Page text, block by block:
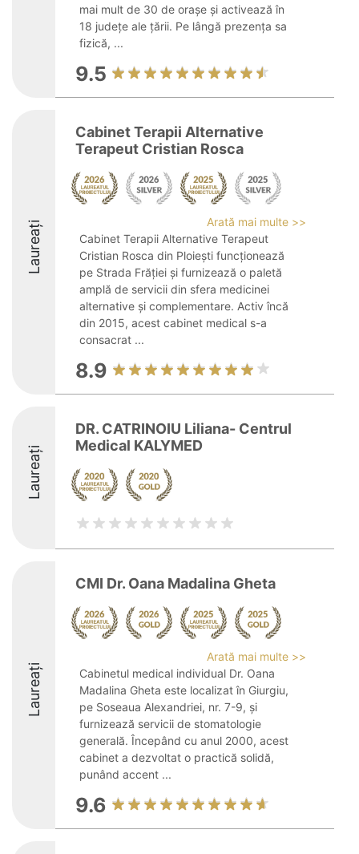
mai mult de 30 de orașe și activează în
18 județe ale țării. Pe lângă prezența sa
fizică, ...
9.5
Laureați
Cabinet Terapii Alternative
Terapeut Cristian Rosca
Arată mai multe >>
Cabinet Terapii Alternative Terapeut
Cristian Rosca din Ploiești funcționează
pe Strada Frăției și furnizează o paletă
amplă de servicii din sfera medicinei
alternative și complementare. Activ încă
din 2015, acest cabinet medical s-a
consacrat ...
8.9
Laureați
DR. CATRINOIU Liliana- Centrul
Medical KALYMED
Laureați
CMI Dr. Oana Madalina Gheta
Arată mai multe >>
Cabinetul medical individual Dr. Oana
Madalina Gheta este localizat în Giurgiu,
pe Soseaua Alexandriei, nr. 7-9, și
furnizează servicii de stomatologie
generală. Începând cu anul 2000, acest
cabinet a dezvoltat o practică solidă,
punând accent ...
9.6